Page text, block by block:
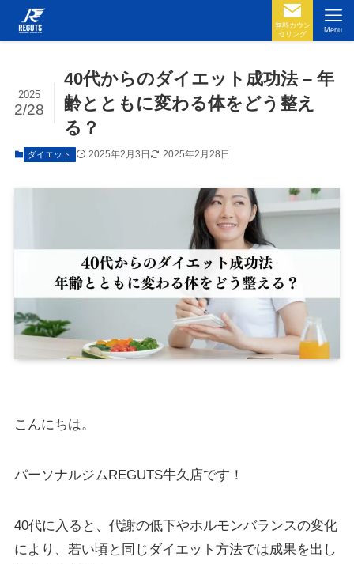
無料カウン
セリング
Menu
40代からのダイエット成功法 – 年
齢とともに変わる体をどう整え
る？
2025
2/28
ダイエット 2025年2月3日 2025年2月28日
こんにちは。
パーソナルジムREGUTS牛久店です！
40代に入ると、代謝の低下やホルモンバランスの変化
により、若い頃と同じダイエット方法では成果を出し